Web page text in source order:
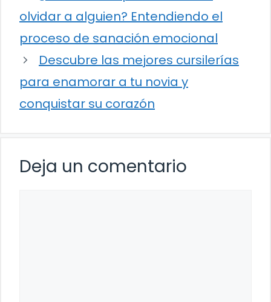
olvidar a alguien? Entendiendo el
proceso de sanación emocional
Descubre las mejores cursilerías
para enamorar a tu novia y
conquistar su corazón
Deja un comentario